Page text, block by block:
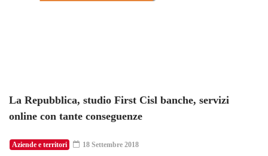
La Repubblica, studio First Cisl banche, servizi
online con tante conseguenze
Aziende e territori 18 Settembre 2018